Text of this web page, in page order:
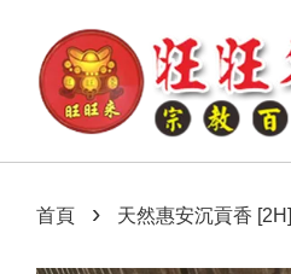
首頁 › 天然惠安沉貢香 [2H]